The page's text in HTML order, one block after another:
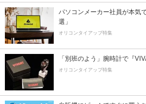
パソコンメーカー社員が本気
選」
オリコンタイアップ特集
「別班のよう」腕時計で『
オリコンタイアップ特集